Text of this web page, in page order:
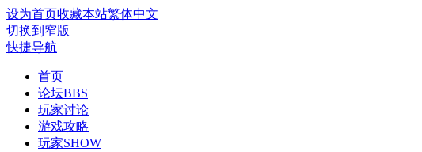
设为首页收藏本站繁体中文
切换到窄版
快捷导航
首页
论坛BBS
玩家讨论
游戏攻略
玩家SHOW